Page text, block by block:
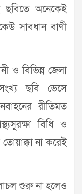
ছবিতে অনেকেই
সাবধান বাণী
ও বিভিন্ন জেলা
ছবি ভেসে
রীতিমত
বিধি ও
না করেই
শুরু না হলেও